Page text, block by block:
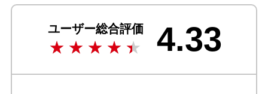
ユーザー総合評価 4.33